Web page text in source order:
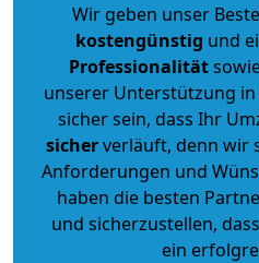
Wir geben unser
kostengünstig und
Professionalität
unserer Unterstützung in
sicher sein, dass Ihr
sicherverläuft, denn wir
Anforderungen und
haben die besten
und sicherzustellen,
ein